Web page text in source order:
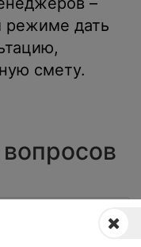
режиме дать
смету.